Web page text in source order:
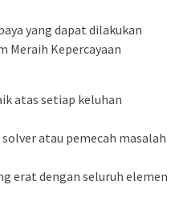
yang dapat dilakukan
Meraih Kepercayaan
atas setiap keluhan
atau pemecah masalah
erat dengan seluruh elemen